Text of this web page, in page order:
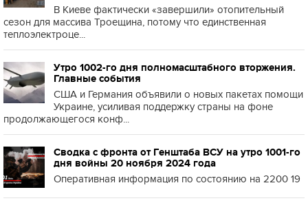
В Киеве фактически «завершили» отопительный
сезон для массива Троещина, потому что единственная
теплоэлектроце...
Утро 1002-го дня полномасштабного вторжения.
Главные события
США и Германия объявили о новых пакетах помощи
Украине, усиливая поддержку страны на фоне
продолжающегося конф...
Сводка с фронта от Генштаба ВСУ на утро 1001-го
дня войны 20 ноября 2024 года
Оперативная информация по состоянию на 2200 19